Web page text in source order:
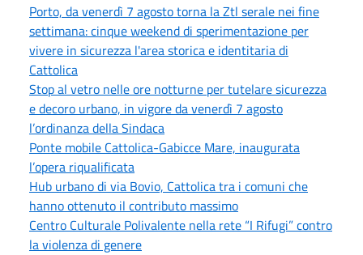
Porto, da venerdì 7 agosto torna la Ztl serale nei fine
settimana: cinque weekend di sperimentazione per
vivere in sicurezza l'area storica e identitaria di
Cattolica
Stop al vetro nelle ore notturne per tutelare sicurezza
e decoro urbano, in vigore da venerdì 7 agosto
l’ordinanza della Sindaca
Ponte mobile Cattolica-Gabicce Mare, inaugurata
l’opera riqualificata
Hub urbano di via Bovio, Cattolica tra i comuni che
hanno ottenuto il contributo massimo
Centro Culturale Polivalente nella rete “I Rifugi” contro
la violenza di genere